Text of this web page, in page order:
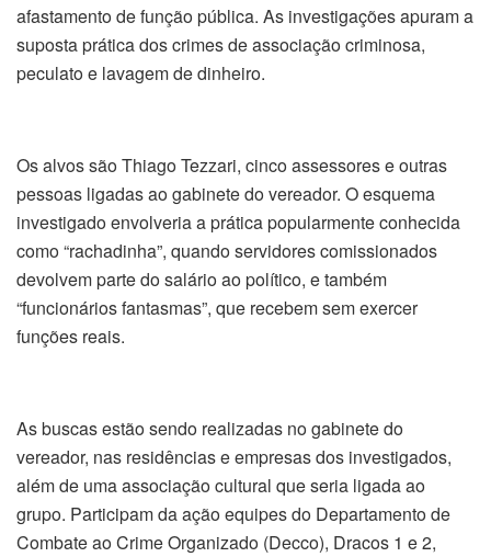
afastamento de função pública. As investigações apuram a
suposta prática dos crimes de associação criminosa,
peculato e lavagem de dinheiro.
Os alvos são Thiago Tezzari, cinco assessores e outras
pessoas ligadas ao gabinete do vereador. O esquema
investigado envolveria a prática popularmente conhecida
como “rachadinha”, quando servidores comissionados
devolvem parte do salário ao político, e também
“funcionários fantasmas”, que recebem sem exercer
funções reais.
As buscas estão sendo realizadas no gabinete do
vereador, nas residências e empresas dos investigados,
além de uma associação cultural que seria ligada ao
grupo. Participam da ação equipes do Departamento de
Combate ao Crime Organizado (Decco), Dracos 1 e 2,